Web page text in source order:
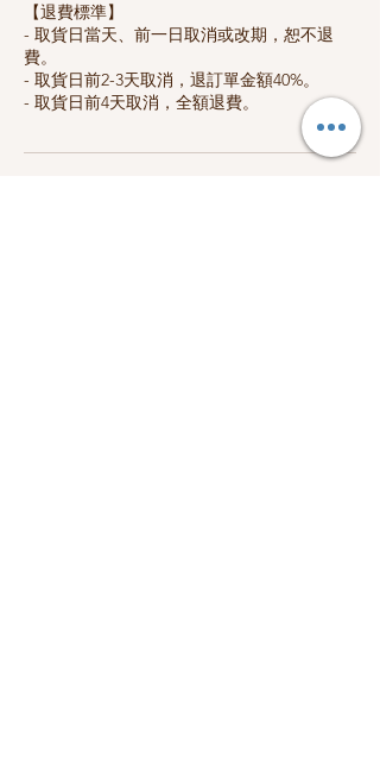
【退費標準】
- 取貨日當天、前一日取消或改期，恕不退
費。
- 取貨日前2-3天取消，退訂單金額40%。
- 取貨日前4天取消，全額退費。